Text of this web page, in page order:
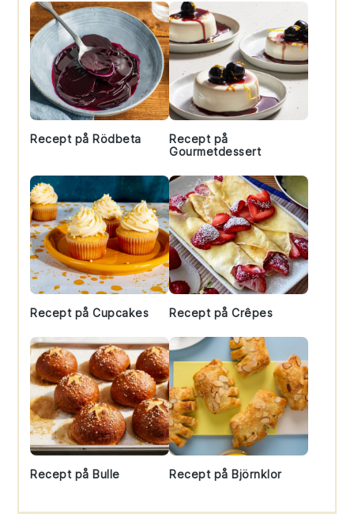
Recept på Rödbeta
Recept på
Gourmetdessert
Recept på Cupcakes Recept på Crêpes
Recept på Bulle Recept på Björnklor